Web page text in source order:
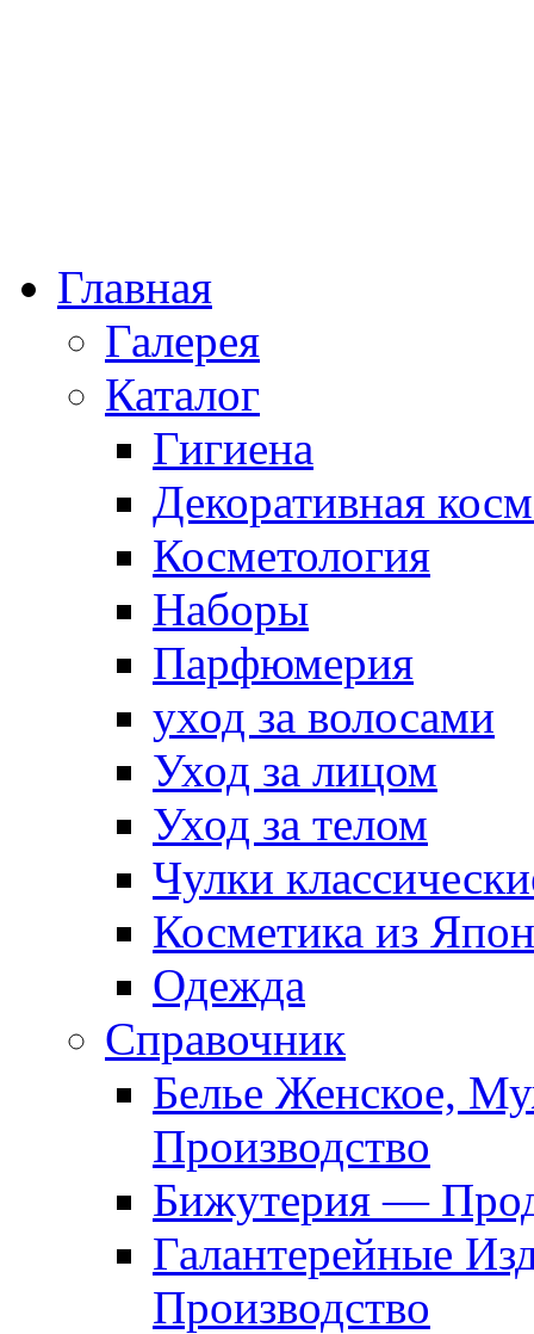
Главная
Галерея
Каталог
Гигиена
Декоративная
Косметология
Наборы
Парфюмерия
уход за волосами
Уход за лицом
Уход за телом
Чулки
Косметика из
Одежда
Справочник
Белье Женское,
Производство
Бижутерия —
Галантерейные
Производство